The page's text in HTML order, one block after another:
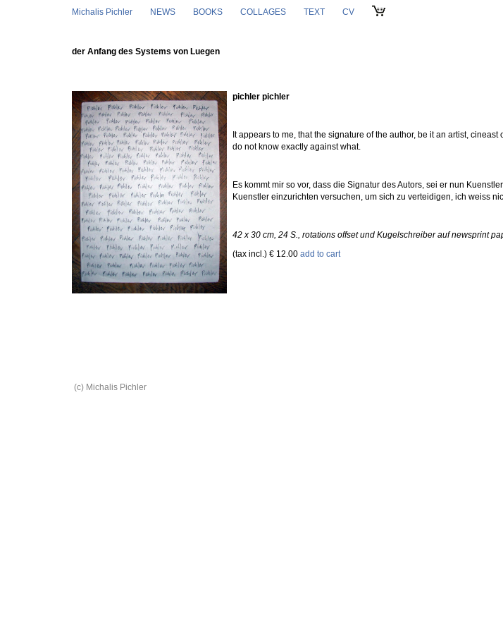
Michalis Pichler NEWS BOOKS COLLAGES TEXT CV
der Anfang des Systems von Luegen
pichler pichler
It appears to me, that the signature of the author, be it an artist,
do not know exactly against what.
Es kommt mir so vor, dass die Signatur des Autors, sei er nun
Kuenstler einzurichten versuchen, um sich zu verteidigen, ich weiss
42 x 30 cm, 24 S., rotations offset und Kugelschreiber auf newsprint
(tax incl.) € 12.00 add to cart
(c) Michalis Pichler